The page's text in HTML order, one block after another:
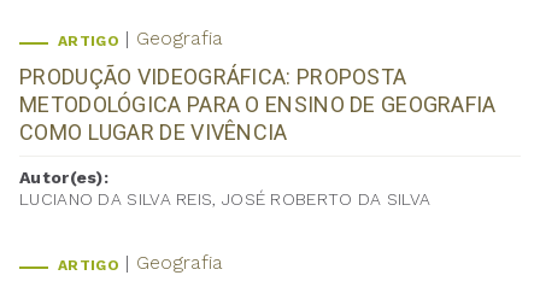
ARTIGO Geografia
PRODUÇÃO VIDEOGRÁFICA: PROPOSTA
METODOLÓGICA PARA O ENSINO DE GEOGRAFIA
COMO LUGAR DE VIVÊNCIA
Autor(es):
LUCIANO DA SILVA REIS, JOSÉ ROBERTO DA SILVA
ARTIGO Geografia